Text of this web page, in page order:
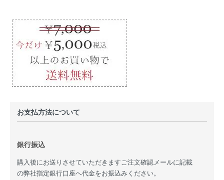
お支払方法について
銀行振込
購入後にお送りさせていただきますご注文確認メールに記載
の弊社指定銀行口座へ代金をお振込みください。